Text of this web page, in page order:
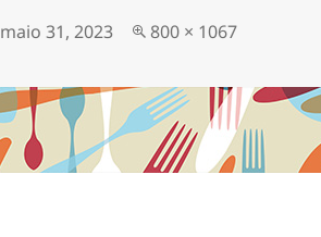
Publicado
maio 31, 2023
Tamanho
800 × 1067